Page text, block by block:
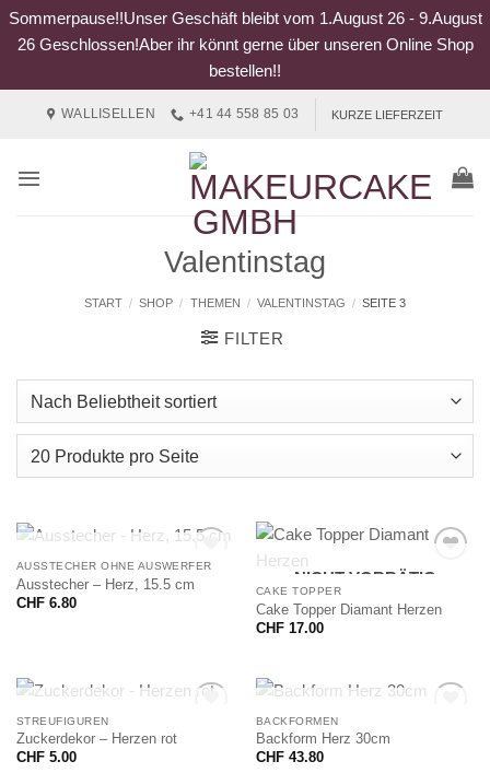
Sommerpause!!Unser Geschäft bleibt vom 1.August 26 - 9.August
26 Geschlossen!Aber ihr könnt gerne über unseren Online Shop
bestellen!!
WALLISELLEN +41 44 558 85 03 KURZE LIEFERZEIT
Valentinstag
START / SHOP / THEMEN / VALENTINSTAG / SEITE 3
FILTER
NICHT VORRÄTIG
AUSSTECHER OHNE AUSWERFER
Ausstecher – Herz, 15.5 cm
CHF6.80
NICHT VORRÄTIG
CAKE TOPPER
Cake Topper Diamant Herzen
CHF17.00
NICHT VORRÄTIG
STREUFIGUREN
Zuckerdekor – Herzen rot
CHF5.00
NICHT VORRÄTIG
BACKFORMEN
Backform Herz 30cm
CHF43.80